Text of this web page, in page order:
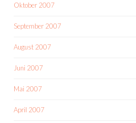
Oktober 2007
September 2007
August 2007
Juni 2007
Mai 2007
April 2007